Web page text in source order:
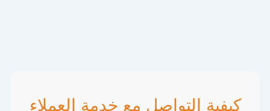
كيفية التواصل مع خدمة العملاء